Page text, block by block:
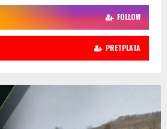
FOLLOW
PRETPLATA